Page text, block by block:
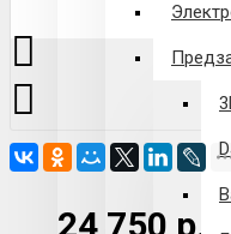
24 750 р.